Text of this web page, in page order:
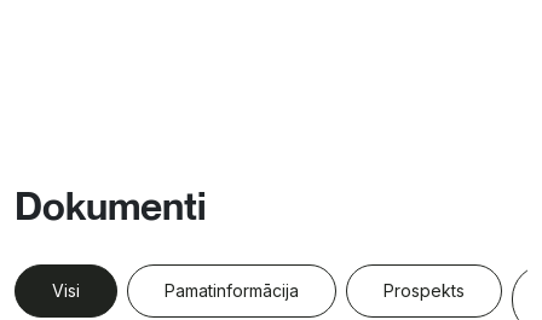
Dokumenti
Visi Pamatinformācija Prospekts